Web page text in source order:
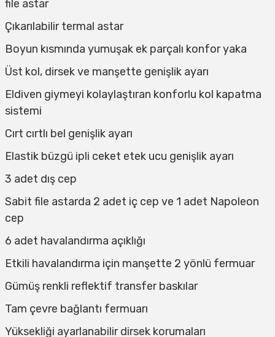
file astar
Çıkarılabilir termal astar
Boyun kısmında yumuşak ek parçalı konfor yaka
Üst kol, dirsek ve manşette genişlik ayarı
Eldiven giymeyi kolaylaştıran konforlu kol kapatma
sistemi
Cırt cırtlı bel genişlik ayarı
Elastik büzgü ipli ceket etek ucu genişlik ayarı
3 adet dış cep
Sabit file astarda 2 adet iç cep ve 1 adet Napoleon
cep
6 adet havalandırma açıklığı
Etkili havalandırma için manşette 2 yönlü fermuar
Gümüş renkli reflektif transfer baskılar
Tam çevre bağlantı fermuarı
Yüksekliği ayarlanabilir dirsek korumaları